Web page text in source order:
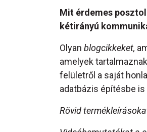
Mit érdemes
kétirányú
Olyan blogcikkeket,
amelyek
felületről a saját
adatbázis építésbe
Rövid